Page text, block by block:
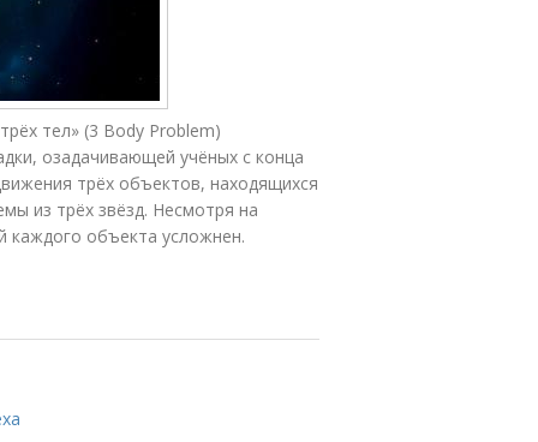
тел» (3 Body Problem)
озадачивающей учёных с конца
трёх объектов, находящихся
из трёх звёзд. Несмотря на
каждого объекта усложнен.